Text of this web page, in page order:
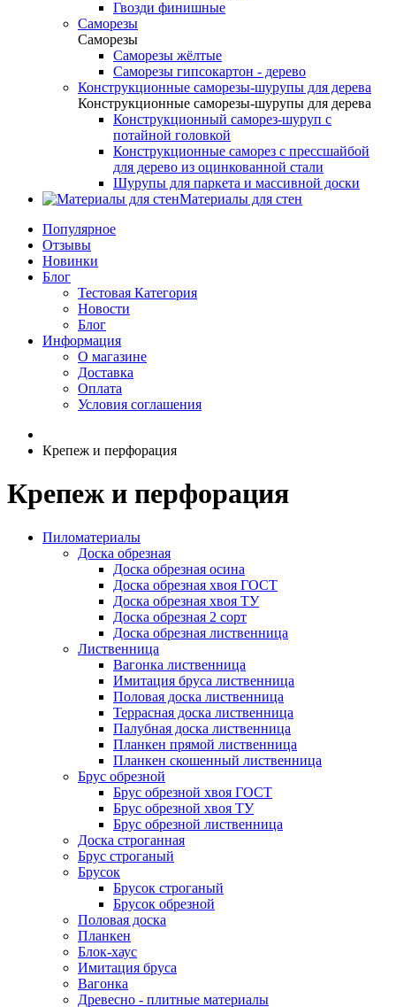
Гвозди финишные
Саморезы
Саморезы
Саморезы жёлтые
Саморезы гипсокартон - дерево
Конструкционные саморезы-шурупы для дерева
Конструкционные саморезы-шурупы для дерева
Конструкционный саморез-шуруп с
потайной головкой
Конструкционные саморез с прессшайбой
для дерево из оцинкованной стали
Шурупы для паркета и массивной доски
Материалы для стен
Популярное
Отзывы
Новинки
Блог
Тестовая Категория
Новости
Блог
Информация
О магазине
Доставка
Оплата
Условия соглашения
Крепеж и перфорация
Крепеж и перфорация
Пиломатериалы
Доска обрезная
Доска обрезная осина
Доска обрезная хвоя ГОСТ
Доска обрезная хвоя ТУ
Доска обрезная 2 сорт
Доска обрезная лиственница
Лиственница
Вагонка лиственница
Имитация бруса лиственница
Половая доска лиственница
Террасная доска лиственница
Палубная доска лиственница
Планкен прямой лиственница
Планкен скошенный лиственница
Брус обрезной
Брус обрезной хвоя ГОСТ
Брус обрезной хвоя ТУ
Брус обрезной лиственница
Доска строганная
Брус строганый
Брусок
Брусок строганый
Брусок обрезной
Половая доска
Планкен
Блок-хаус
Имитация бруса
Вагонка
Древесно - плитные материалы